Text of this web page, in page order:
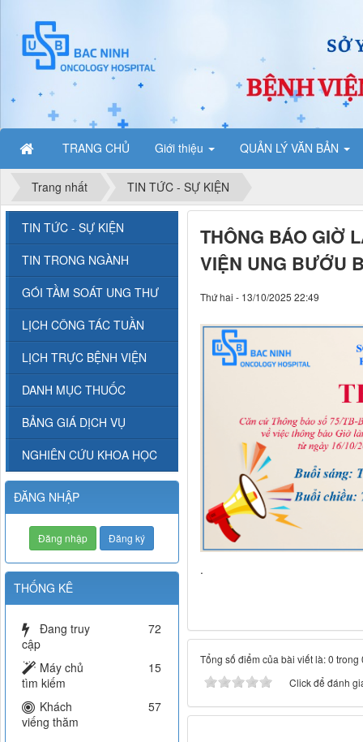
TRANG CHỦ Giới thiệu QUẢN LÝ VĂN BẢN
Trang nhất TIN TỨC - SỰ KIỆN
THÔNG BÁO GIỜ
VIỆN UNG BƯỚU
Thứ hai - 13/10/2025 22:49
.
Tổng số điểm của bài viết là: 0 trong
Click để đánh
TIN TỨC - SỰ KIỆN
TIN TRONG NGÀNH
GÓI TẦM SOÁT UNG THƯ
LỊCH CÔNG TÁC TUẦN
LỊCH TRỰC BỆNH VIỆN
DANH MỤC THUỐC
BẢNG GIÁ DỊCH VỤ
NGHIÊN CỨU KHOA HỌC
ĐĂNG NHẬP
Đăng nhập Đăng ký
THỐNG KÊ
Đang truy
cập
72
Máy chủ
tìm kiếm
15
Khách
viếng thăm
57